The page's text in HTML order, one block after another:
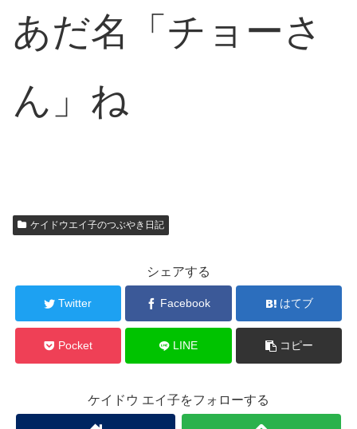
あだ名「チョーさ
ん」ね
ケイドウエイ子のつぶやき日記
シェアする
Twitter Facebook はてブ
Pocket LINE コピー
ケイドウ エイ子をフォローする